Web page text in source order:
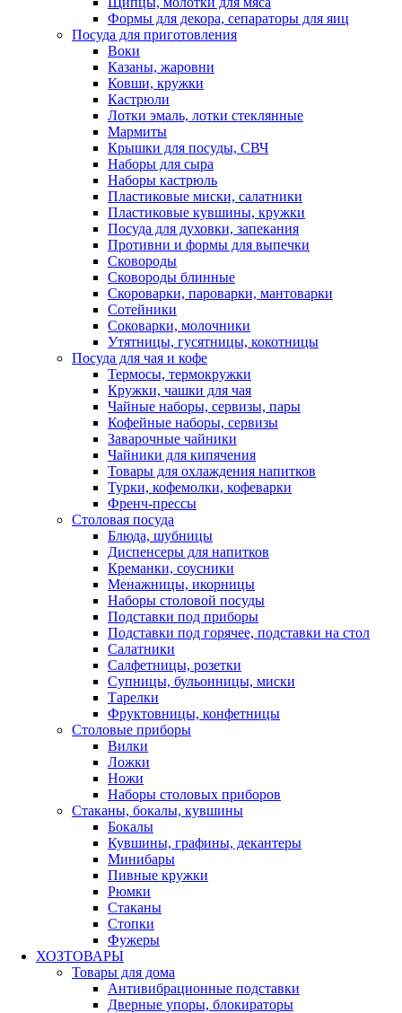
Формы для декора, сепараторы для яиц
Посуда для приготовления
Воки
Казаны, жаровни
Ковши, кружки
Кастрюли
Лотки эмаль, лотки стеклянные
Мармиты
Крышки для посуды, СВЧ
Наборы для сыра
Наборы кастрюль
Пластиковые миски, салатники
Пластиковые кувшины, кружки
Посуда для духовки, запекания
Противни и формы для выпечки
Сковороды
Сковороды блинные
Скороварки, пароварки, мантоварки
Сотейники
Соковарки, молочники
Утятницы, гусятницы, кокотницы
Посуда для чая и кофе
Термосы, термокружки
Кружки, чашки для чая
Чайные наборы, сервизы, пары
Кофейные наборы, сервизы
Заварочные чайники
Чайники для кипячения
Товары для охлаждения напитков
Турки, кофемолки, кофеварки
Френч-прессы
Столовая посуда
Блюда, шубницы
Диспенсеры для напитков
Креманки, соусники
Менажницы, икорницы
Наборы столовой посуды
Подставки под приборы
Подставки под горячее, подставки на стол
Салатники
Салфетницы, розетки
Супницы, бульонницы, миски
Тарелки
Фруктовницы, конфетницы
Столовые приборы
Вилки
Ложки
Ножи
Наборы столовых приборов
Стаканы, бокалы, кувшины
Бокалы
Кувшины, графины, декантеры
Минибары
Пивные кружки
Рюмки
Стаканы
Стопки
Фужеры
ХОЗТОВАРЫ
Товары для дома
Антивибрационные подставки
Дверные упоры, блокираторы